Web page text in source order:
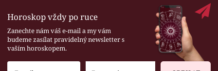
Horoskop vždy po ruce
Zanechte nám váš e-mail a my vám
budeme zasílat pravidelný newsletter s
vaším horoskopem.